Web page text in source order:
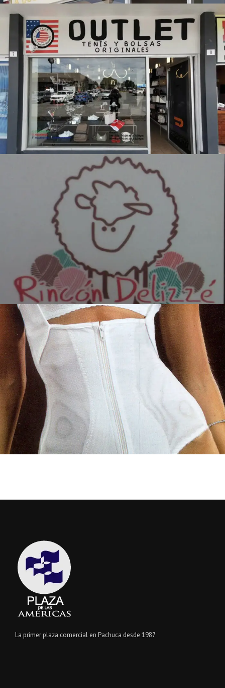
La primer plaza comercial en Pachuca desde 1987